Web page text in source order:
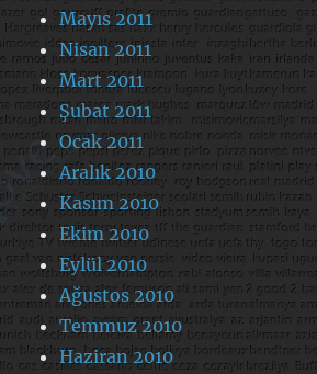
Mayıs 2011
Nisan 2011
Mart 2011
Şubat 2011
Ocak 2011
Aralık 2010
Kasım 2010
Ekim 2010
Eylül 2010
Ağustos 2010
Temmuz 2010
Haziran 2010